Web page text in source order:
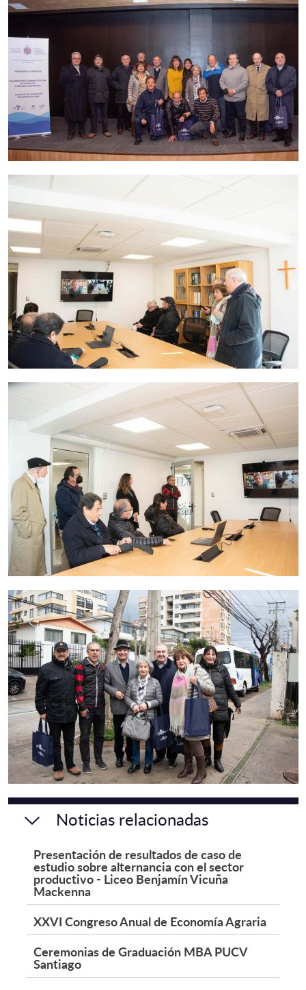
Noticias relacionadas
Presentación de resultados de caso de
estudio sobre alternancia con el sector
productivo - Liceo Benjamín Vicuña
Mackenna
XXVI Congreso Anual de Economía Agraria
Ceremonias de Graduación MBA PUCV
Santiago